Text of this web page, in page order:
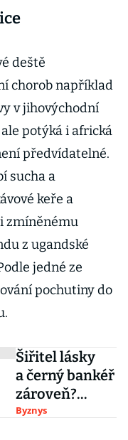
deště
chorob například
v jihovýchodní
potýká i africká
předvídatelné.
sucha a
keře a
zmíněnému
z ugandské
jedné ze
pochutiny do
Šiřitel lásky
a černý bankéř
zároveň?
Developer
Byznys